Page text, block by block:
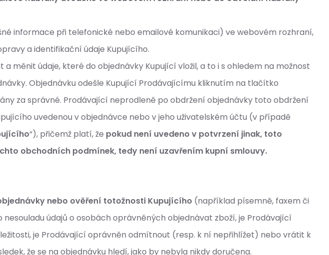
informace při telefonické nebo emailové komunikaci) ve webovém rozhraní,
a identifikační údaje Kupujícího.
měnit údaje, které do objednávky Kupující vložil, a to i s ohledem na možnost
Objednávku odešle Kupující Prodávajícímu kliknutím na tlačítko
za správné. Prodávající neprodleně po obdržení objednávky toto obdržení
uvedenou v objednávce nebo v jeho uživatelském účtu (v případě
“), přičemž platí, že pokud není uvedeno v potvrzení jinak, toto
obchodních podmínek, tedy není uzavřením kupní smlouvy.
nebo ověření totožnosti Kupujícího (například písemně, faxem či
údajů o osobách oprávněných objednávat zboží, je Prodávající
je Prodávající oprávněn odmítnout (resp. k ní nepřihlížet) nebo vrátit k
že se na objednávku hledí, jako by nebyla nikdy doručena.